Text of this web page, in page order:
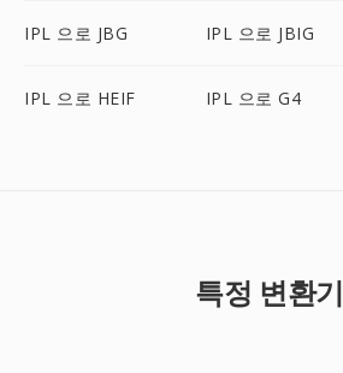
IPL 으로 JBG IPL 으로 JBIG
IPL 으로 HEIF IPL 으로 G4
특정 변환기